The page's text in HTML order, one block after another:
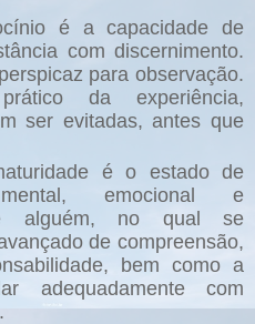
é a capacidade de
com discernimento.
para observação.
da experiência,
ser evitadas, antes que
é o estado de
mental, emocional e
alguém, no qual se
de compreensão,
bem como a
adequadamente com